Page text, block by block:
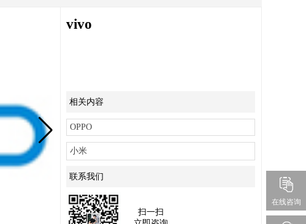
vivo
相关内容
OPPO
小米
联系我们
扫一扫
在线咨询